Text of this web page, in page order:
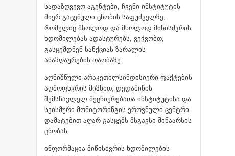
სადაზღვევო აგენტები, ჩვენი ინსტიტუტის
მიერ გაცემული ცნობის საფუძველზე,
რომელიც მხოლოდ და მხოლოდ მიწისძვრის
ხდომილებას ადასტურებს, ვეჭვობთ,
გასცემდნენ სანქციას ზარალის
ანაზღაურების თაობაზე.
აღნიშნული არაკეთილსინდისიერი ფაქტების
აღმოფხვრის მიზნით, დედამიწის
შემსწავლელ მეცნიერებათა ინსტიტუტისა და
სეისმური მონიტორინგის ეროვნული ცენტრი
დამატებით აღარ გასცემს მსგავსი შინაარსის
ცნობას.
ინფორმაცია მიწისძვრის ხდომილების